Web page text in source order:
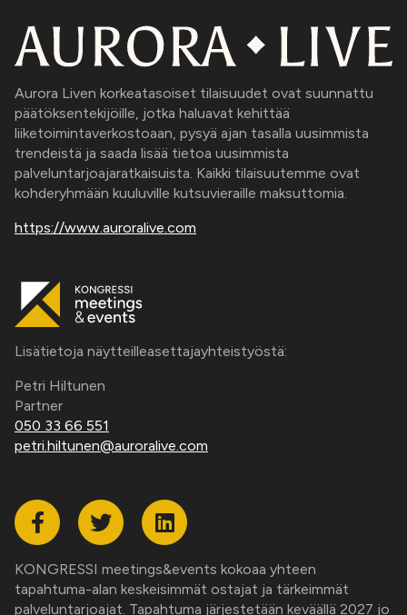
Aurora Liven korkeatasoiset tilaisuudet ovat suunnattu
päätöksentekijöille, jotka haluavat kehittää
liiketoimintaverkostoaan, pysyä ajan tasalla uusimmista
trendeistä ja saada lisää tietoa uusimmista
palveluntarjoajaratkaisuista. Kaikki tilaisuutemme ovat
kohderyhmään kuuluville kutsuvieraille maksuttomia.
https://www.auroralive.com
Lisätietoja näytteilleasettajayhteistyöstä:
Petri Hiltunen
Partner
050 33 66 551
petri.hiltunen@auroralive.com
Facebook Twitter
KONGRESSI meetings&events kokoaa yhteen
tapahtuma-alan keskeisimmät ostajat ja tärkeimmät
palveluntarjoajat. Tapahtuma järjestetään keväällä 2027 jo